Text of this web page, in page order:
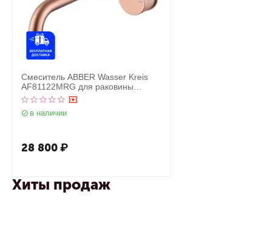
Смеситель ABBER Wasser Kreis
AF81122MRG для раковины
скрытого монтажа, розовое золото
матовое
в наличии
28 800₽
Хиты продаж